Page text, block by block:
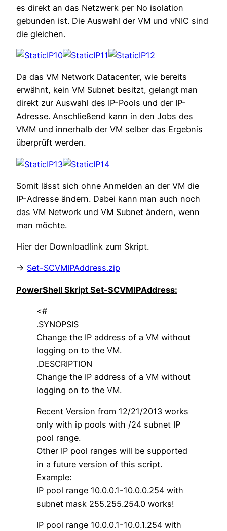
es direkt an das Netzwerk per No isolation
gebunden ist. Die Auswahl der VM und vNIC sind
die gleichen.
Da das VM Network Datacenter, wie bereits
erwähnt, kein VM Subnet besitzt, gelangt man
direkt zur Auswahl des IP-Pools und der IP-
Adresse. Anschließend kann in den Jobs des
VMM und innerhalb der VM selber das Ergebnis
überprüft werden.
Somit lässt sich ohne Anmelden an der VM die
IP-Adresse ändern. Dabei kann man auch noch
das VM Network und VM Subnet ändern, wenn
man möchte.
Hier der Downloadlink zum Skript.
-> Set-SCVMIPAddress.zip
PowerShell Skript Set-SCVMIPAddress:
<#
.SYNOPSIS
Change the IP address of a VM without
logging on to the VM.
.DESCRIPTION
Change the IP address of a VM without
logging on to the VM.
Recent Version from 12/21/2013 works
only with ip pools with /24 subnet IP
pool range.
Other IP pool ranges will be supported
in a future version of this script.
Example:
IP pool range 10.0.0.1-10.0.0.254 with
subnet mask 255.255.254.0 works!
IP pool range 10.0.0.1-10.0.1.254 with